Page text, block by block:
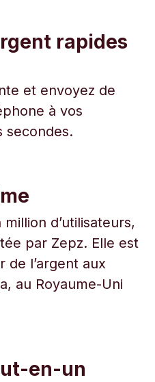
rapides
et envoyez de
à vos
secondes.
d’utilisateurs,
par Zepz. Elle est
de l’argent aux
au Royaume-Uni
en-un